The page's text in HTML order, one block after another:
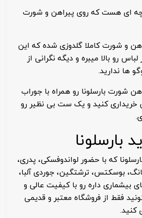
ای هست که روی پیراهن و شورت
و شورت کاملا گلدوزی شده که این
رو بالا میبره و دیگه نگرانی از
ها ندارید.
شورت بارسلونا رو همراه با جوراب
خریداری کنید و یک ست بی نظیر رو
بارسلونا
که با حضور لواندوفسکی، پدری،
بوسکتس، ترشتگین، جوردی آلبا،
بیشماری داره رو با کیفیت عالی و
فقط از فروشگاه معتبر و قدیمی
کنید.